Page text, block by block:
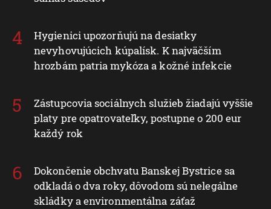
Hygienici upozorňujú na desiatky
nevyhovujúcich kúpalísk. K najväčším
hrozbám patria mykóza a kožné infekcie
Zástupcovia sociálnych služieb žiadajú vyššie
platy pre opatrovateľky, postupne o 200 eur
každý rok
Dokončenie obchvatu Banskej Bystrice sa
odkladá o dva roky, dôvodom sú nelegálne
skládky a environmentálna záťaž